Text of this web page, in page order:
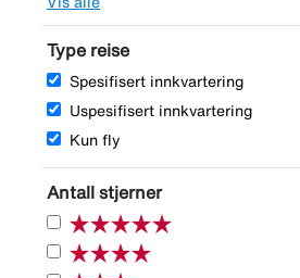
Type reise
Spesifisert innkvartering
Uspesifisert innkvartering
Kun fly
Antall stjerner